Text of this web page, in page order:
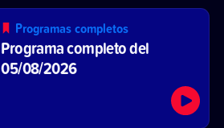
Programas completos
Programa completo del
05/08/2026